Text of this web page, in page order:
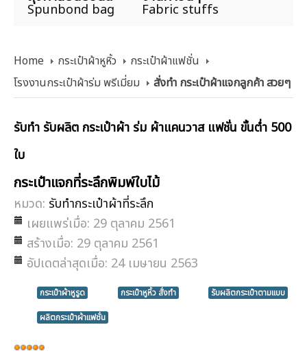
Spunbond bag Fabric stuffs
Home กระเป๋าผ้าหูหิ้ว
กระเป๋าผ้าแฟชั่น
โรงงานกระเป๋าผ้าร่ม พรีเมี่ยม
สั่งทำ กระเป๋าผ้าแจกลูกค้า สวยๆ
รับทำ รับผลิต กระเป๋าผ้า ร่ม ผ้าแคนวาส แฟชั่น ขั้นต่ำ 500
ใบ
กระเป๋าแจกที่ระลึกพิมพ์ใบไม้
หมวด: รับทำกระเป๋าผ้าที่ระลึก
เผยแพร่เมื่อ: 29 ตุลาคม 2561
สร้างเมื่อ: 29 ตุลาคม 2561
อัปเดตล่าสุดเมื่อ: 24 เมษายน 2563
กระเป๋าผ้าหูรูด กระเป๋าหูหิ้ว สั่งทำ
รับผลิตกระเป๋าตามแบบ
ผลิตกระเป๋าผ้าแฟชั่น
ให้